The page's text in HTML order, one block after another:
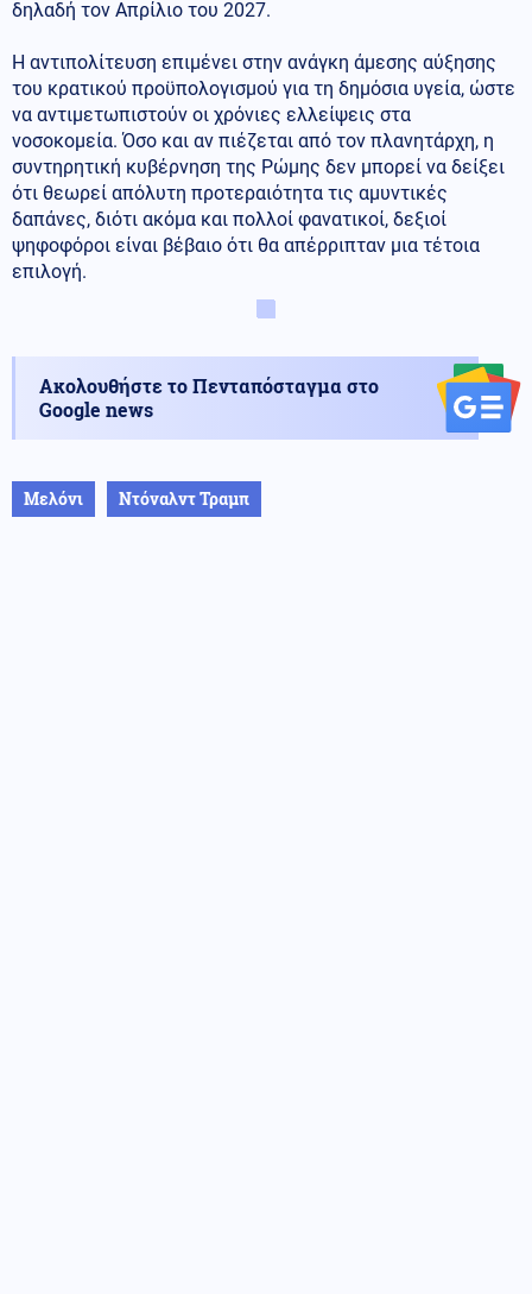
δηλαδή τον Απρίλιο του 2027.
Η αντιπολίτευση επιμένει στην ανάγκη άμεσης αύξησης
του κρατικού προϋπολογισμού για τη δημόσια υγεία, ώστε
να αντιμετωπιστούν οι χρόνιες ελλείψεις στα
νοσοκομεία. Όσο και αν πιέζεται από τον πλανητάρχη, η
συντηρητική κυβέρνηση της Ρώμης δεν μπορεί να δείξει
ότι θεωρεί απόλυτη προτεραιότητα τις αμυντικές
δαπάνες, διότι ακόμα και πολλοί φανατικοί, δεξιοί
ψηφοφόροι είναι βέβαιο ότι θα απέρριπταν μια τέτοια
επιλογή.
Ακολουθήστε το Πενταπόσταγμα στο
Google news
Μελόνι Ντόναλντ Τραμπ